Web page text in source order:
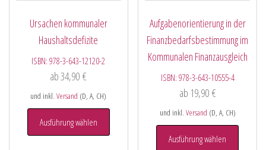
Ursachen kommunaler
Haushaltsdefizite
ISBN:978-3-643-12120-2
ab34,90€
und inkl.Versand (D, A, CH)
Ausführung wählen
Aufgabenorientierung in der
Finanzbedarfsbestimmung im
Kommunalen Finanzausgleich
ISBN: 978-3-643-10555-4
ab 19,90 €
und inkl. Versand (D, A, CH)
Ausführung wählen